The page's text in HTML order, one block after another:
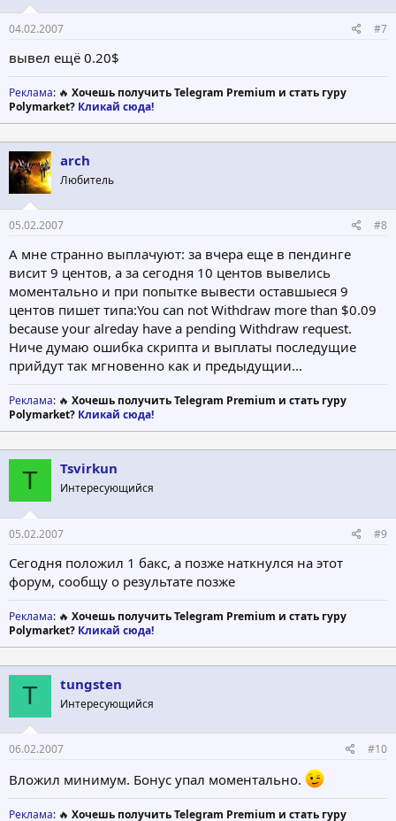
04.02.2007 #7
вывел ещё 0.20$
Реклама: 🔥 Хочешь получить Telegram Premium и стать гуру
Polymarket? Кликай сюда!
arch
Любитель
05.02.2007 #8
А мне странно выплачуют: за вчера еще в пендинге
висит 9 центов, а за сегодня 10 центов вывелись
моментально и при попытке вывести оставшыеся 9
центов пишет типа:You can not Withdraw more than $0.09
because your alreday have a pending Withdraw request.
Ниче думаю ошибка скрипта и выплаты последущие
прийдут так мгновенно как и предыдущии...
Реклама: 🔥 Хочешь получить Telegram Premium и стать гуру
Polymarket? Кликай сюда!
T Tsvirkun
Интересующийся
05.02.2007 #9
Сегодня положил 1 бакс, а позже наткнулся на этот
форум, сообщу о результате позже
Реклама: 🔥 Хочешь получить Telegram Premium и стать гуру
Polymarket? Кликай сюда!
T tungsten
Интересующийся
06.02.2007 #10
Вложил минимум. Бонус упал моментально.
Реклама: 🔥 Хочешь получить Telegram Premium и стать гуру